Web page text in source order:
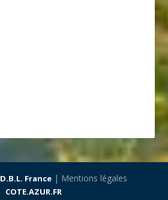
D.B.L. France| Mentions légales
COTE.AZUR.FR